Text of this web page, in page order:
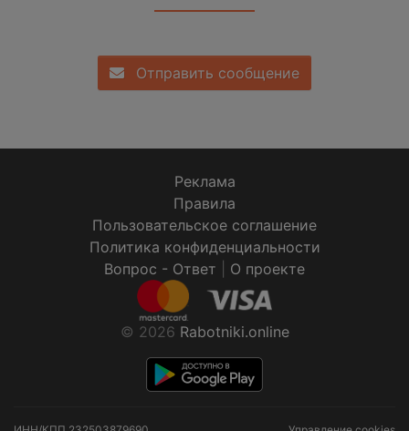
Отправить сообщение
Реклама
Правила
Пользовательское соглашение
Политика конфиденциальности
Вопрос - Ответ
О проекте
© 2026 Rabotniki.online